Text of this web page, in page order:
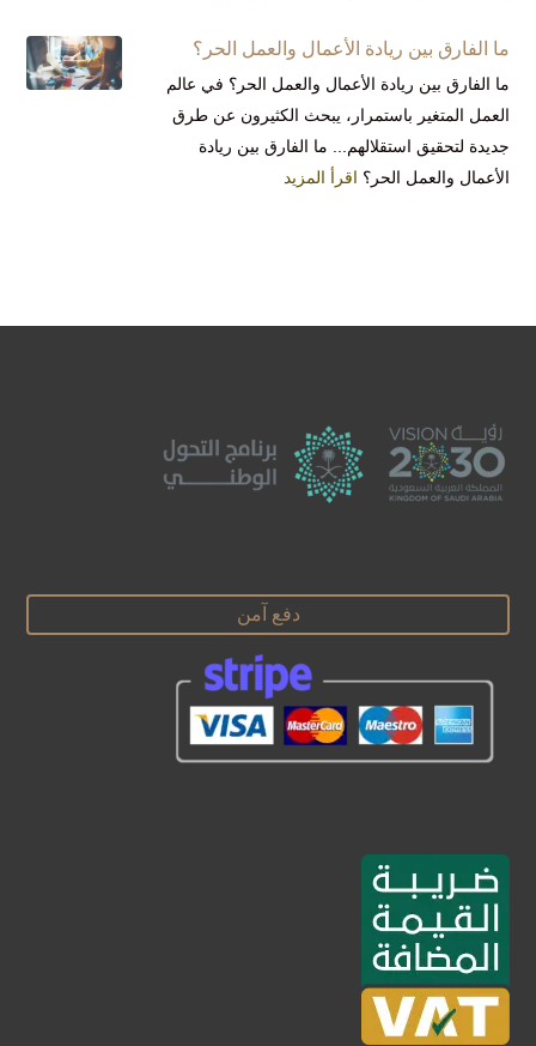
ما الفارق بين ريادة الأعمال والعمل الحر؟
ما الفارق بين ريادة الأعمال والعمل الحر؟ في عالم
العمل المتغير باستمرار، يبحث الكثيرون عن طرق
جديدة لتحقيق استقلالهم... ما الفارق بين ريادة
الأعمال والعمل الحر؟ اقرأ المزيد
دفع آمن